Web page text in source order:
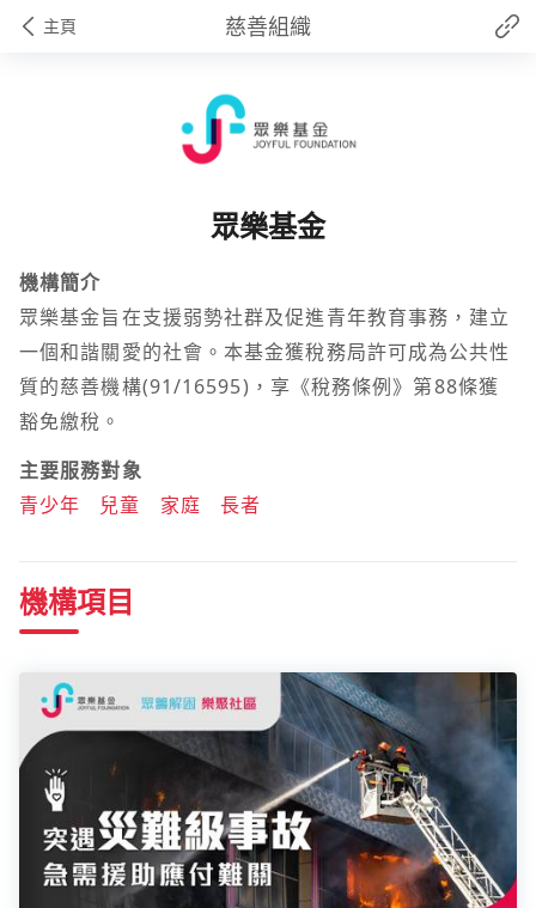
主頁 慈善組織
眾樂基金
機構簡介
眾樂基金旨在支援弱勢社群及促進青年教育事務，建立
一個和諧關愛的社會。本基金獲稅務局許可成為公共性
質的慈善機構(91/16595)，享《稅務條例》第88條獲
豁免繳稅。
主要服務對象
青少年
兒童 家庭 長者
機構項目